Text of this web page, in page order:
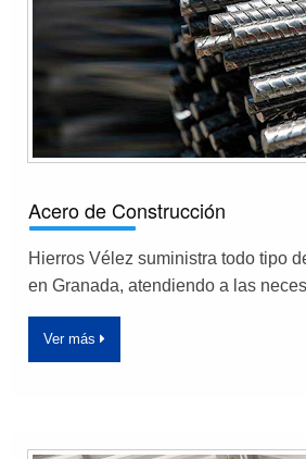
Acero de Construcción
Hierros Vélez suministra todo tipo
en Granada, atendiendo a las
Ver más